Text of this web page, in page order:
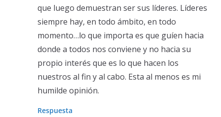
que luego demuestran ser sus líderes. Líderes
siempre hay, en todo ámbito, en todo
momento…lo que importa es que guíen hacia
donde a todos nos conviene y no hacia su
propio interés que es lo que hacen los
nuestros al fin y al cabo. Esta al menos es mi
humilde opinión.
Respuesta